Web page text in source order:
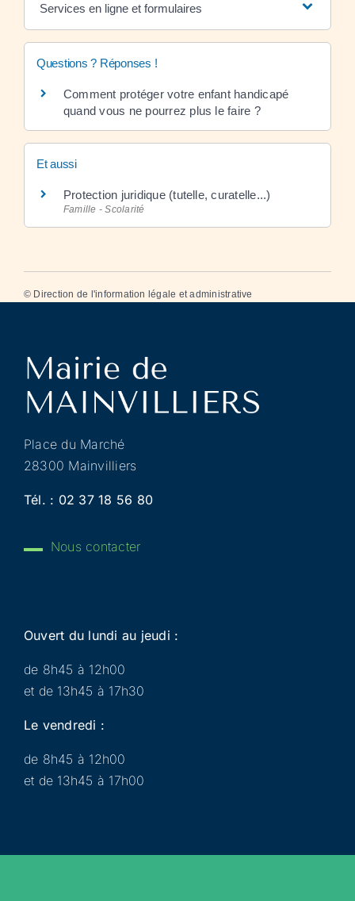
Services en ligne et formulaires
Questions ? Réponses !
Comment protéger votre enfant handicapé
quand vous ne pourrez plus le faire ?
Et aussi
Protection juridique (tutelle, curatelle...)
Famille - Scolarité
© Direction de l'information légale et administrative
Place du Marché
28300 Mainvilliers
Tél. : 02 37 18 56 80
Nous contacter
Ouvert du lundi au jeudi :
de 8h45 à 12h00
et de 13h45 à 17h30
Le vendredi :
de 8h45 à 12h00
et de 13h45 à 17h00